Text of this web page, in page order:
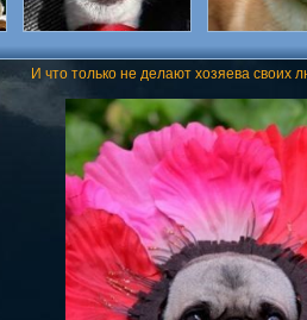
И что только не делают хозяева своих